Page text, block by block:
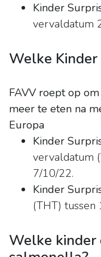
Kinder
vervaldatum
Welke
FAVV roept op om
meer te eten na
Europa
Kinder
vervaldatum
7/10/22.
Kinder
(THT)
Welke kinder